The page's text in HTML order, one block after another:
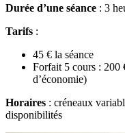
Durée d’une séance : 3
Tarifs :
45 € la séance
Forfait 5 cours : 200
d’économie)
Horaires : créneaux
disponibilités